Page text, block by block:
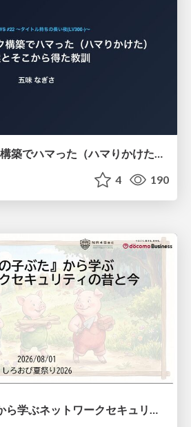
4 190
『三匹の子ぶた』から学ぶネットワークセキュリティの昔と今 / Network Security: Then and Now Through the Lens of The Three Little Pigs